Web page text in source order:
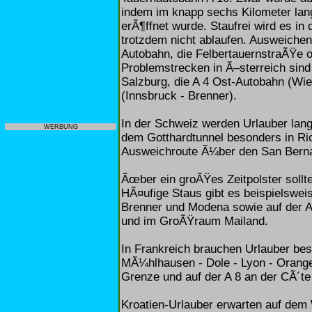
WERBUNG
indem im knapp sechs Kilometer
erÃ¶ffnet wurde. Staufrei wird es in
trotzdem nicht ablaufen.
Autobahn, die FelbertauernstraÃŸe
Problemstrecken in Ã–sterreich
Salzburg, die A 4 Ost-Autobahn
(Innsbruck - Brenner).
In der Schweiz werden Urlauber
dem Gotthardtunnel besonders in
Ausweichroute Ã¼ber den San
Ãœber ein groÃŸes Zeitpolster
HÃ¤ufige Staus gibt es
Brenner und Modena sowie auf der
und im GroÃŸraum Mailand.
In Frankreich brauchen Urlauber
MÃ¼hlhausen - Dole - Lyon -
Grenze und auf der A 8 an der
Kroatien-Urlauber erwarten auf